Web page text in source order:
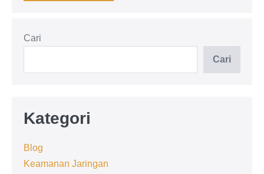
Otak
Cari
Cari
Kategori
Blog
Keamanan Jaringan